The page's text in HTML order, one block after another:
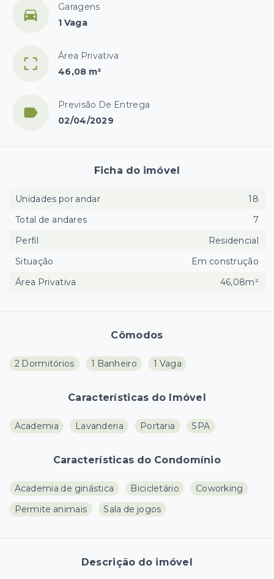
Garagens
1 Vaga
Área Privativa
46,08 m²
Previsão De Entrega
02/04/2029
Cômodos
2 Dormitórios 1 Banheiro 1 Vaga
Características do Imóvel
Academia Lavanderia Portaria SPA
Características do Condomínio
Academia de ginástica Bicicletário
Coworking
Permite animais
Sala de jogos
Descrição do imóvel
Ficha do imóvel
Unidades por andar
18
Total de andares
7
Perfil
Residencial
Situação
Em construção
Área Privativa
46,08m²